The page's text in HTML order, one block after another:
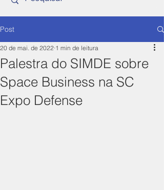
Post
Palestra do SIMDE sobre
Space Business na SC
Expo Defense
20 de mai. de 2022 1 min de leitura